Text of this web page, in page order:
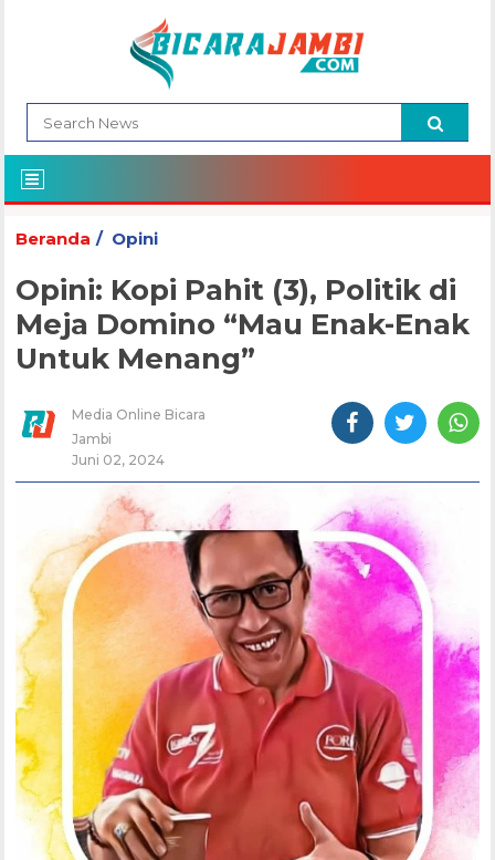
Beranda Opini
Opini: Kopi Pahit (3), Politik di
Meja Domino “Mau Enak-Enak
Untuk Menang”
Media Online Bicara
Jambi
Juni 02, 2024